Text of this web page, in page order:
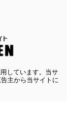
しています。当サ
主から当サイトに